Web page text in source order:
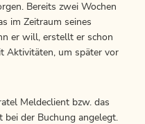
Bereits zwei Wochen
im Zeitraum seines
er will, erstellt er schon
Aktivitäten, um später vor
Meldeclient bzw. das
der Buchung angelegt.